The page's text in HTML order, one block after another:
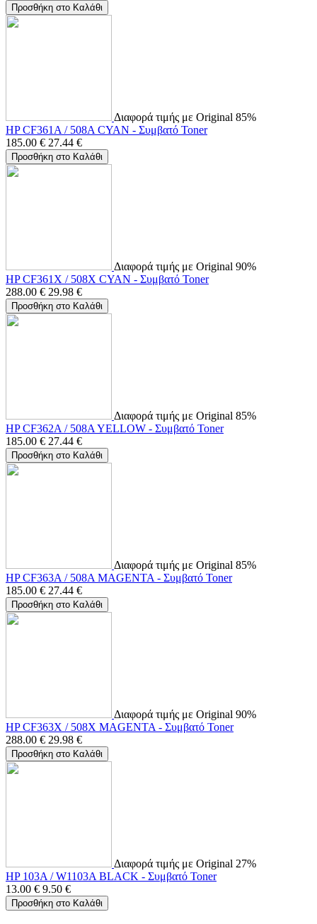
Προσθήκη στο Καλάθι
Διαφορά τιμής με Original 85%
HP CF361A / 508A CYAN - Συμβατό Toner
185.00 € 27.44 €
Προσθήκη στο Καλάθι
Διαφορά τιμής με Original 90%
HP CF361X / 508X CYAN - Συμβατό Toner
288.00 € 29.98 €
Προσθήκη στο Καλάθι
Διαφορά τιμής με Original 85%
HP CF362A / 508A YELLOW - Συμβατό Toner
185.00 € 27.44 €
Προσθήκη στο Καλάθι
Διαφορά τιμής με Original 85%
HP CF363A / 508A MAGENTA - Συμβατό Toner
185.00 € 27.44 €
Προσθήκη στο Καλάθι
Διαφορά τιμής με Original 90%
HP CF363X / 508X MAGENTA - Συμβατό Toner
288.00 € 29.98 €
Προσθήκη στο Καλάθι
Διαφορά τιμής με Original 27%
HP 103A / W1103A BLACK - Συμβατό Toner
13.00 € 9.50 €
Προσθήκη στο Καλάθι